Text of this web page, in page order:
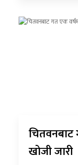
चितवनबाट
खोजी जारी